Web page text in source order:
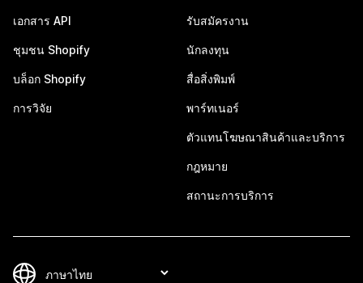
เอกสาร API
ชุมชน Shopify
บล็อก Shopify
การวิจัย
รับสมัครงาน
นักลงทุน
สื่อสิ่งพิมพ์
พาร์ทเนอร์
ตัวแทนโฆษณาสินค้าและบริการ
กฎหมาย
สถานะการบริการ